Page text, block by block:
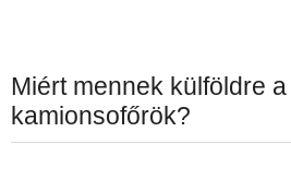
Miért mennek külföldre
kamionsofőrök?